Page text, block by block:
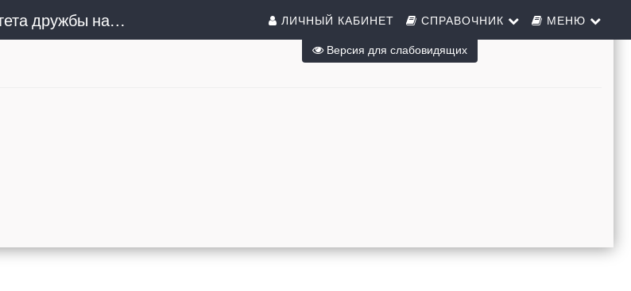
Сочинский институт (филиал) Российского университета дружбы народов им. Патриса Лумумбы ЛИЧНЫЙ КАБИНЕТ СПРАВОЧНИК МЕНЮ
Версия для слабовидящих